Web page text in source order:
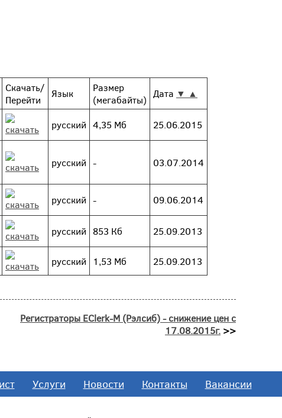
Скачать/
Перейти
Язык
Размер
(мегабайты)
Дата ▼ ▲
русский 4,35 Мб 25.06.2015
русский - 03.07.2014
русский - 09.06.2014
русский 853 Кб 25.09.2013
русский 1,53 Мб 25.09.2013
Регистраторы EClerk-M (Рэлсиб) - снижение цен с
17.08.2015г. >>
Услуги Новости Контакты Вакансии